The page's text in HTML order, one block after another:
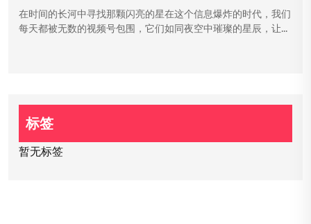
在时间的长河中寻找那颗闪亮的星在这个信息爆炸的时代，我们
每天都被无数的视频号包围，它们如同夜空中璀璨的星辰，让...
标签
暂无标签